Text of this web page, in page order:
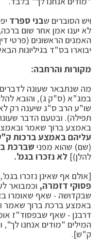
ויש הסוברים שבני ספרד
לא יענו אמן אחר שום
האמנים הראשונים (פרטי
יבוארו בס"ד בגיליונות
מקורות והרחבה:
מה שנתבאר שעונה
במג"א (ס"ק ג), והובא
שו"ע הרב ס"ג שיענה רק
תפילה). ובטעם הדבר
באמצע ברוך שאמר
עליהם באמצע ברכות
(שם) שהוא מפני שברכת
להלן)] לא נזכרו בגמ'.
[אולם אף שאינן נזכרו בגמ',
פסוקי דזמרה, וכמבואר
שבקדושה - שאף שאומרו
באמצע ברכת ברוך שאמר
דרבנן - שאף שבפסוד"ז
המילים "מודים אנחנו לך",
ק"ש].